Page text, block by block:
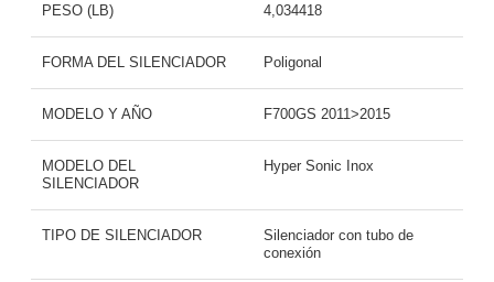
PESO (LB) 4,034418
FORMA DEL SILENCIADOR Poligonal
MODELO Y AÑO F700GS 2011>2015
MODELO DEL
SILENCIADOR
Hyper Sonic Inox
TIPO DE SILENCIADOR
Silenciador con tubo de
conexión